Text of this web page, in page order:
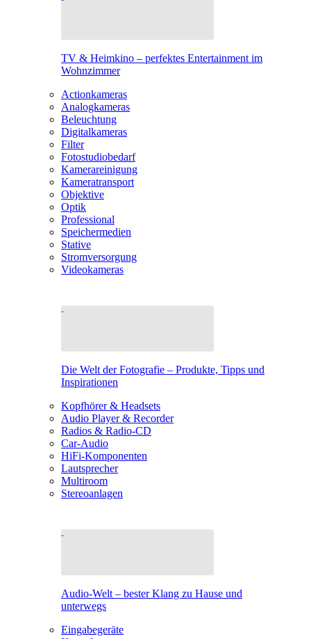
TV & Heimkino – perfektes Entertainment im
Wohnzimmer
Actionkameras
Analogkameras
Beleuchtung
Digitalkameras
Filter
Fotostudiobedarf
Kamerareinigung
Kameratransport
Objektive
Optik
Professional
Speichermedien
Stative
Stromversorgung
Videokameras
Die Welt der Fotografie – Produkte, Tipps und
Inspirationen
Kopfhörer & Headsets
Audio Player & Recorder
Radios & Radio-CD
Car-Audio
HiFi-Komponenten
Lautsprecher
Multiroom
Stereoanlagen
Audio-Welt – bester Klang zu Hause und
unterwegs
Eingabegeräte